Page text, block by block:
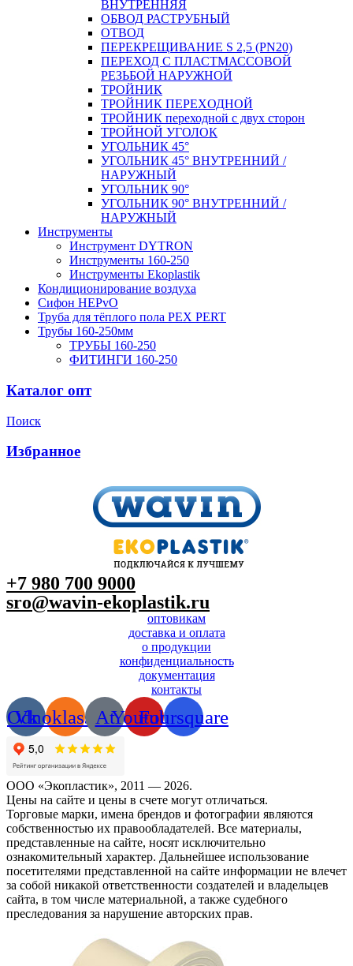
ВНУТРЕННЯЯ
ОБВОД РАСТРУБНЫЙ
ОТВОД
ПЕРЕКРЕЩИВАНИЕ S 2,5 (PN20)
ПЕРЕХОД С ПЛАСТМАССОВОЙ
РЕЗЬБОЙ НАРУЖНОЙ
ТРОЙНИК
ТРОЙНИК ПЕРЕXОДНОЙ
ТРОЙНИК переходной с двух сторон
ТРОЙНОЙ УГОЛОК
УГОЛЬНИК 45°
УГОЛЬНИК 45° ВНУТРЕННИЙ /
НАРУЖНЫЙ
УГОЛЬНИК 90°
УГОЛЬНИК 90° ВНУТРЕННИЙ /
НАРУЖНЫЙ
Инструменты
Инструмент DYTRON
Инструменты 160-250
Инструменты Ekoplastik
Кондиционирование воздуха
Сифон HEPvO
Труба для тёплого пола PEX PERT
Трубы 160-250мм
ТРУБЫ 160-250
ФИТИНГИ 160-250
Каталог опт
Поиск
Избранное
+7 980 700 9000
sro@wavin-ekoplastik.ru
оптовикам
доставка и оплата
о продукции
конфиденциальность
документация
контакты
Vk
Odnoklassniki
AtYoutube
Foursquare
ООО «Экопластик», 2011 — 2026.
Цены на сайте и цены в счете могут отличаться.
Торговые марки, имена брендов и фотографии являются
собственностью их правообладателей. Все материалы,
представленные на сайте, носят исключительно
ознакомительный характер. Дальнейшее использование
посетителями представленной на сайте информации не влечет
за собой никакой ответственности создателей и владельцев
сайта, в том числе материальной, а также судебного
преследования за нарушение авторских прав.